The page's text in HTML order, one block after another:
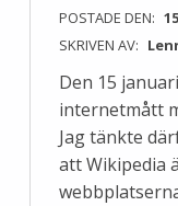
POSTADE DEN:
SKRIVEN AV:
Den 15
internetmått
Jag tänkte
att Wikipedia